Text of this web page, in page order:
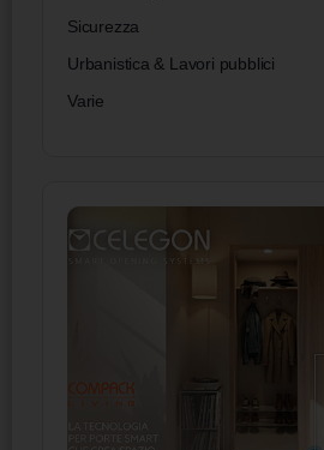
Sicurezza
Urbanistica & Lavori pubblici
Varie